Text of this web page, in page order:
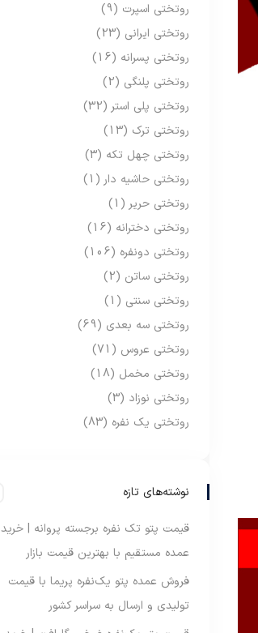
روتختی اسپرت (9)
روتختی ایرانی (23)
روتختی پسرانه (16)
روتختی پلنگی (2)
روتختی پلی استر (32)
روتختی ترک (13)
روتختی چهل تکه (3)
روتختی حاشیه دار (1)
روتختی حریر (1)
روتختی دخترانه (16)
روتختی دونفره (106)
روتختی ساتن (2)
روتختی سنتی (1)
روتختی سه بعدی (69)
روتختی عروس (71)
روتختی مخمل (18)
روتختی نوزاد (3)
روتختی یک نفره (83)
نوشته‌های تازه
قیمت پتو تک نفره برجسته پروانه | خرید
عمده مستقیم با بهترین قیمت بازار
فروش عمده پتو یک‌نفره پریما با قیمت
تولیدی و ارسال به سراسر کشور